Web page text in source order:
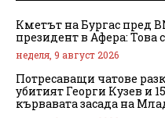
Кметът на Бургас пред
президент в Афера: Това
неделя, 9 август 2026
Потресаващи чатове
убитият Георги Кузев и
кървавата засада на